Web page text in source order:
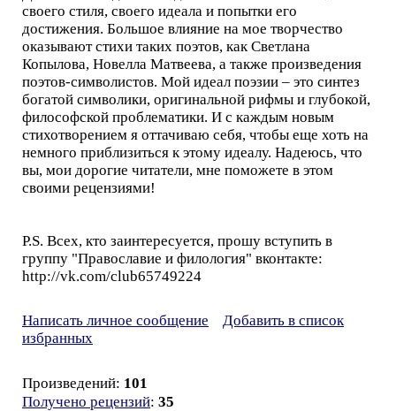
своего стиля, своего идеала и попытки его
достижения. Большое влияние на мое творчество
оказывают стихи таких поэтов, как Светлана
Копылова, Новелла Матвеева, а также произведения
поэтов-символистов. Мой идеал поэзии – это синтез
богатой символики, оригинальной рифмы и глубокой,
философской проблематики. И с каждым новым
стихотворением я оттачиваю себя, чтобы еще хоть на
немного приблизиться к этому идеалу. Надеюсь, что
вы, мои дорогие читатели, мне поможете в этом
своими рецензиями!
P.S. Всех, кто заинтересуется, прошу вступить в
группу "Православие и филология" вконтакте:
http://vk.com/club65749224
Написать личное сообщение
Добавить в список
избранных
Произведений: 101
Получено рецензий: 35